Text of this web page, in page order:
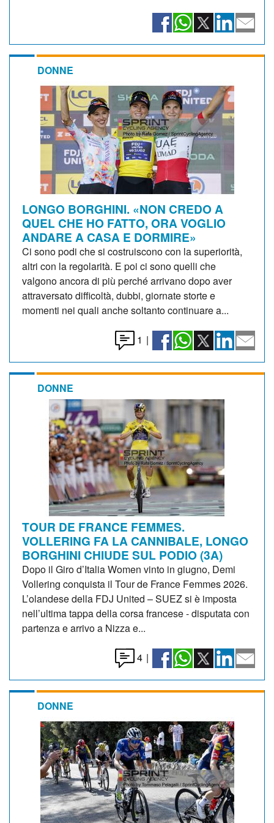
DONNE
LONGO BORGHINI. «NON CREDO A
QUEL CHE HO FATTO, ORA VOGLIO
ANDARE A CASA E DORMIRE»
Ci sono podi che si costruiscono con la superiorità,
altri con la regolarità. E poi ci sono quelli che
valgono ancora di più perché arrivano dopo aver
attraversato difficoltà, dubbi, giornate storte e
momenti nei quali anche soltanto continuare a...
1 |
DONNE
TOUR DE FRANCE FEMMES.
VOLLERING FA LA CANNIBALE, LONGO
BORGHINI CHIUDE SUL PODIO (3A)
Dopo il Giro d’Italia Women vinto in giugno, Demi
Vollering conquista il Tour de France Femmes 2026.
L’olandese della FDJ United – SUEZ si è imposta
nell’ultima tappa della corsa francese - disputata con
partenza e arrivo a Nizza e...
4 |
DONNE